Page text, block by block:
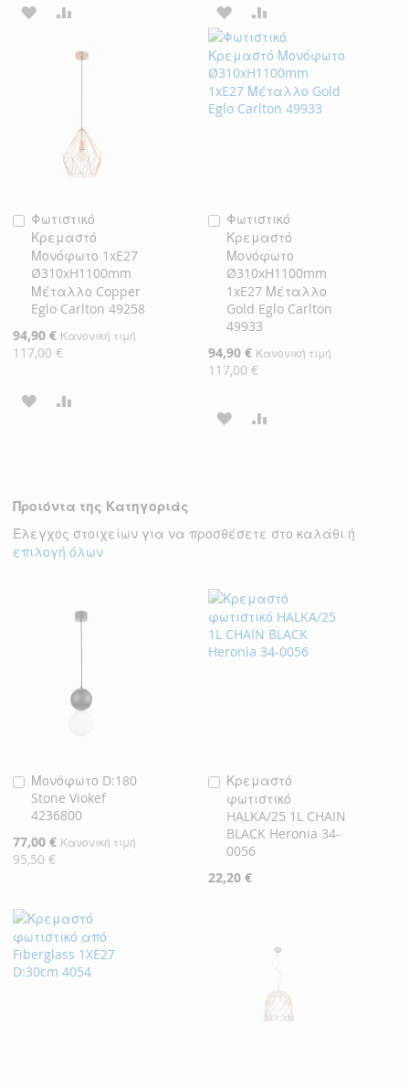
ΠΡΟΣΘΉΚΗ
ΠΡΟΣΘΉΚΗ
ΣΤΗ
ΛΊΣΤΑ
ΕΠΙΘΥΜΙΏΝ
ΓΙΑ
ΣΎΓΚΡΙΣΗ
Φωτιστικό
Κρεμαστό
Μονόφωτο 1xE27
Ø310xH1100mm
Μέταλλο Copper
Eglo Carlton 49258
Ειδική
Τιμή
94,90 € Κανονική τιμή
117,00 €
Προσθήκη
στο
Καλάθι
ΠΡΟΣΘΉΚΗ
Φωτιστικό
Κρεμαστό
Μονόφωτο
Ø310xH1100mm
1xE27 Μέταλλο
Gold Eglo Carlton
49933
Ειδική
Τιμή
94,90 € Κανονική τιμή
117,00 €
Προσθήκη
στο
Καλάθι
ΠΡΟΣΘΉΚΗ
Προιόντα της Κατηγοριάς
Έλεγχος στοιχείων για να προσθέσετε στο καλάθι ή
επιλογή όλων
Μονόφωτο D:180
Stone Viokef
4236800
Ειδική
Τιμή
77,00 € Κανονική τιμή
95,50 €
Προσθήκη
στο
Καλάθι
Κρεμαστό
φωτιστικό
HALKA/25 1L CHAIN
BLACK Heronia 34-
0056
22,20 €
Προσθήκη
στο
Καλάθι